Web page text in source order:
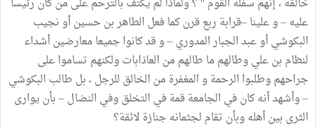
عليه – و علينا –قرابة ربع قرن كما فعل الطاهر بن حسين أو نجيب
البكوشي أو عبد الجبار المدوري – و قد كانوا جميعا معارضين أشداء
لنظام بن علي وطالهم ما طالهم من العاذابات ولكنهم تساموا على
جراحهم وطلبوا الرحمة و المغفرة من الخالق للرجل ، بل طالب البكوشي
– وأشهد أنه كان في الجامعة قمة في التخلق وفي النضال – بأن يوارى
الثرى بين أهله وبأن تقام لجثمانه جنازة لائقة؟